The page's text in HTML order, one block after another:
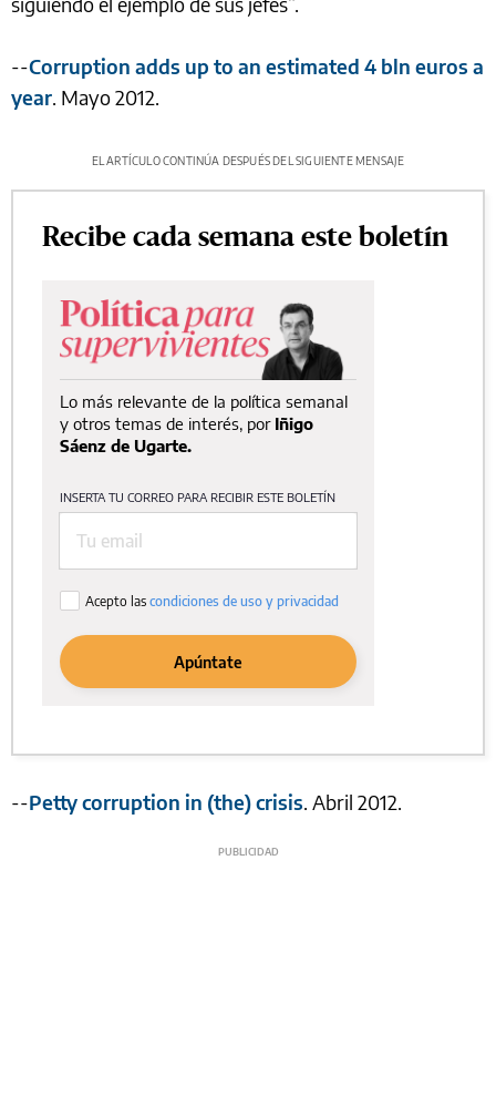
--Corruption adds up to an estimated 4 bln euros a
year. Mayo 2012.
EL ARTÍCULO CONTINÚA DESPUÉS DEL SIGUIENTE MENSAJE
Recibe cada semana este boletín
--Petty corruption in (the) crisis. Abril 2012.